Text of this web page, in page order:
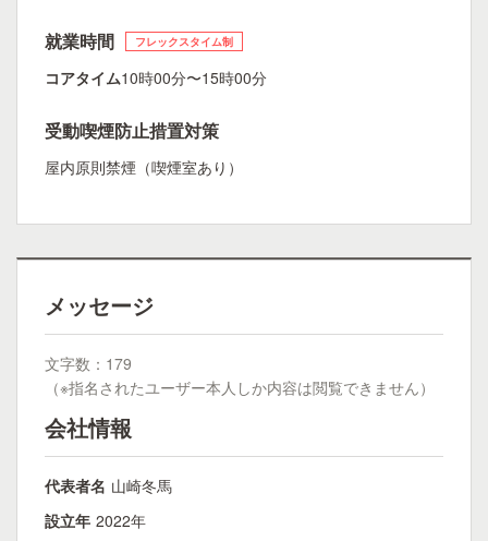
就業時間 フレックスタイム制
コアタイム10時00分〜15時00分
受動喫煙防止措置対策
屋内原則禁煙（喫煙室あり）
メッセージ
文字数：179
（※指名されたユーザー本人しか内容は閲覧できません）
会社情報
代表者名 山崎冬馬
設立年 2022年